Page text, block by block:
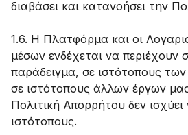
διαβάσει και κατανοήσει την
1.6. Η Πλατφόρμα και οι
μέσων ενδέχεται να περιέχουν
παράδειγμα, σε ιστότοπους
σε ιστότοπους άλλων έργων
Πολιτική Απορρήτου δεν
ιστότοπους.